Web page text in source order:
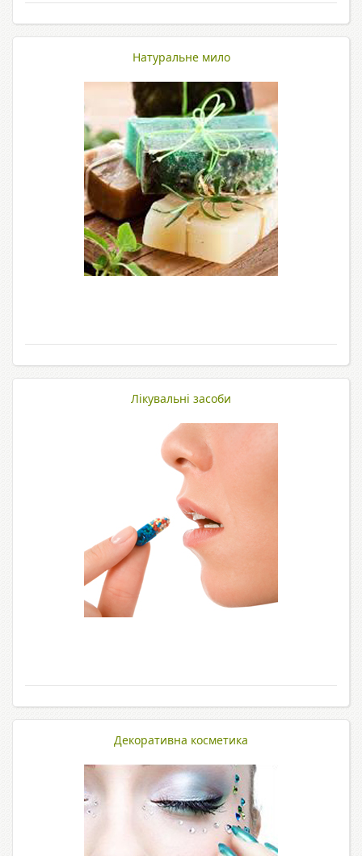
Натуральне мило
Лікувальні засоби
Декоративна косметика